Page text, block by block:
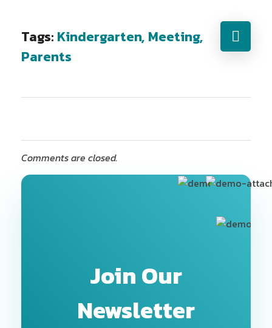
Tags: Kindergarten, Meeting,
Parents
Comments are closed.
Join Our
Newsletter